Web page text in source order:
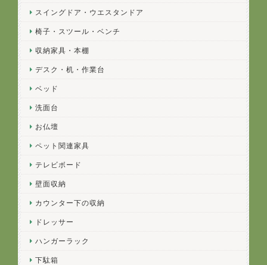
スイングドア・ウエスタンドア
椅子・スツール・ベンチ
収納家具・本棚
デスク・机・作業台
ベッド
洗面台
お仏壇
ペット関連家具
テレビボード
壁面収納
カウンター下の収納
ドレッサー
ハンガーラック
下駄箱